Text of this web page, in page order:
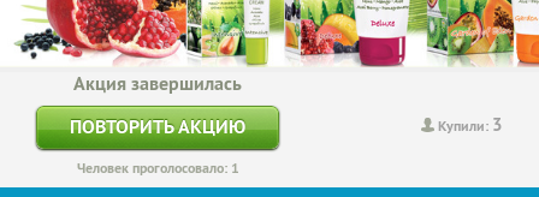
Купили: 3
Акция завершилась
ПОВТОРИТЬ АКЦИЮ
Человек проголосовало: 1